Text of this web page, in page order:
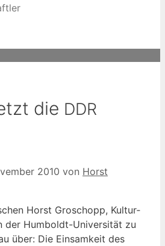
die DDR
2010 von Horst
Horst Gro­schopp, Kul­tur­
der Hum­boldt-Uni­ver­si­tät zu
über: Die Ein­sam­keit des